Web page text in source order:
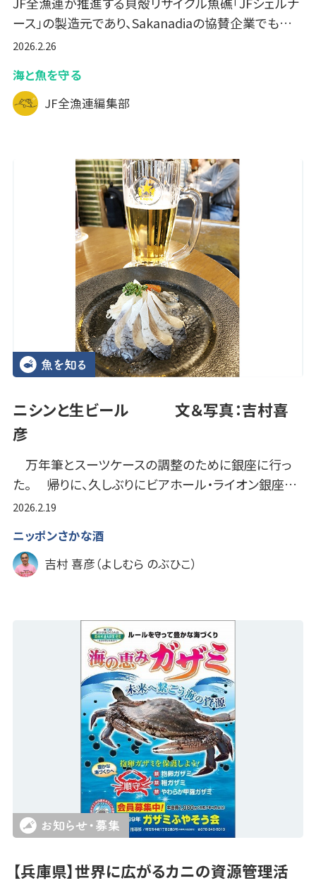
ース」の製造元であり、Sakanadiaの協賛企業でも…
2026.2.26
海と魚を守る
JF全漁連編集部
ニシンと生ビール 文＆写真：吉村喜
彦
万年筆とスーツケースの調整のために銀座に行っ
た。 帰りに、久しぶりにビアホール・ライオン銀座…
2026.2.19
ニッポンさかな酒
吉村 喜彦（よしむら のぶひこ）
【兵庫県】世界に広がるカニの資源管理活